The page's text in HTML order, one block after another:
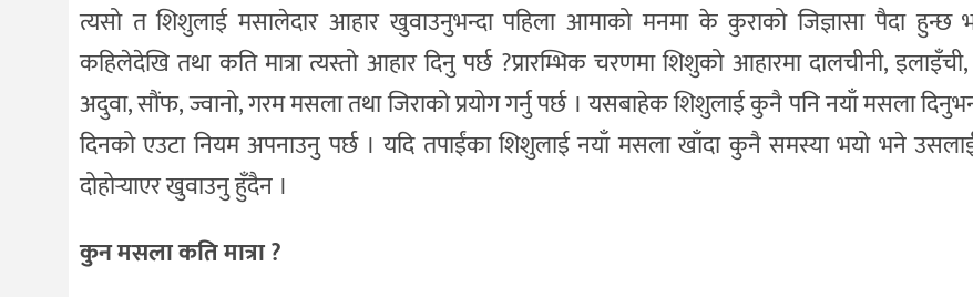
त्यसो त शिशुलाई मसालेदार आहार खुवाउनुभन्दा पहिला आमाको मनमा के कुराको जिज्ञासा पैदा हुन्छ
कहिलेदेखि तथा कति मात्रा त्यस्तो आहार दिनु पर्छ ?प्रारम्भिक चरणमा शिशुको आहारमा दालचीनी,
अदुवा, सौंफ, ज्वानो, गरम मसला तथा जिराको प्रयोग गर्नु पर्छ । यसबाहेक शिशुलाई कुनै पनि नयाँ मसला
दिनको एउटा नियम अपनाउनु पर्छ । यदि तपाईंका शिशुलाई नयाँ मसला खाँदा कुनै समस्या भयो भने
दोहोर्‍याएर खुवाउनु हुँदैन ।
कुन मसला कति मात्रा ?